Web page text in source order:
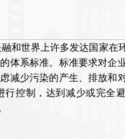
和世界上许多发达国家在
体系标准。标准要求对企
减少污染的产生、排放和
控制，达到减少或完全